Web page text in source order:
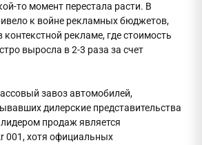
то момент перестала расти. В
к войне рекламных бюджетов,
рекламе, где стоимость
выросла в 2-3 раза за счет
завоз автомобилей,
дилерские представительства
продаж является
001, хотя официальных